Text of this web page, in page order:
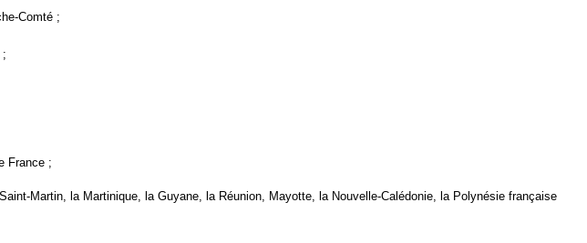
Comté ;
;
France ;
Saint-Martin, la Martinique, la Guyane, la Réunion, Mayotte, la Nouvelle-Calédonie, la Polynésie française